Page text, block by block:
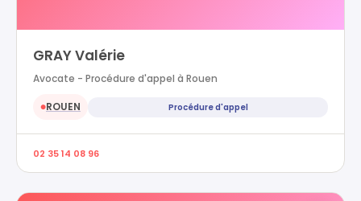
GRAY Valérie
Avocate - Procédure d'appel à Rouen
●ROUEN Procédure d'appel
02 35 14 08 96